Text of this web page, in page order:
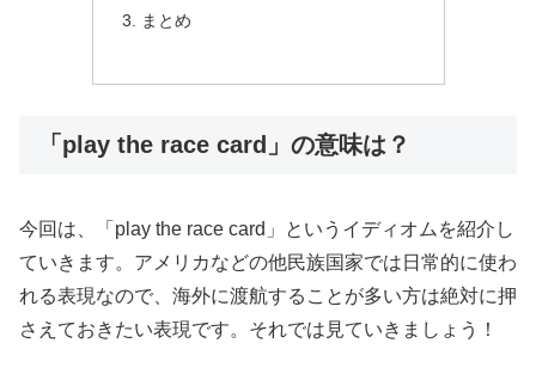
まとめ
「play the race card」の意味は？
今回は、「play the race card」というイディオムを紹介し
ていきます。アメリカなどの他民族国家では日常的に使わ
れる表現なので、海外に渡航することが多い方は絶対に押
さえておきたい表現です。それでは見ていきましょう！